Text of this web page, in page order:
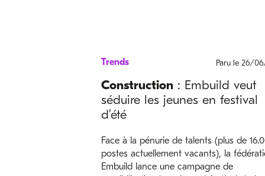
Trends Paru le 26/
Construction: Embuild veut
séduire les jeunes en festival
d’été
Face à la pénurie de talents (plus de
postes actuellement vacants), la
Embuild lance une campagne de